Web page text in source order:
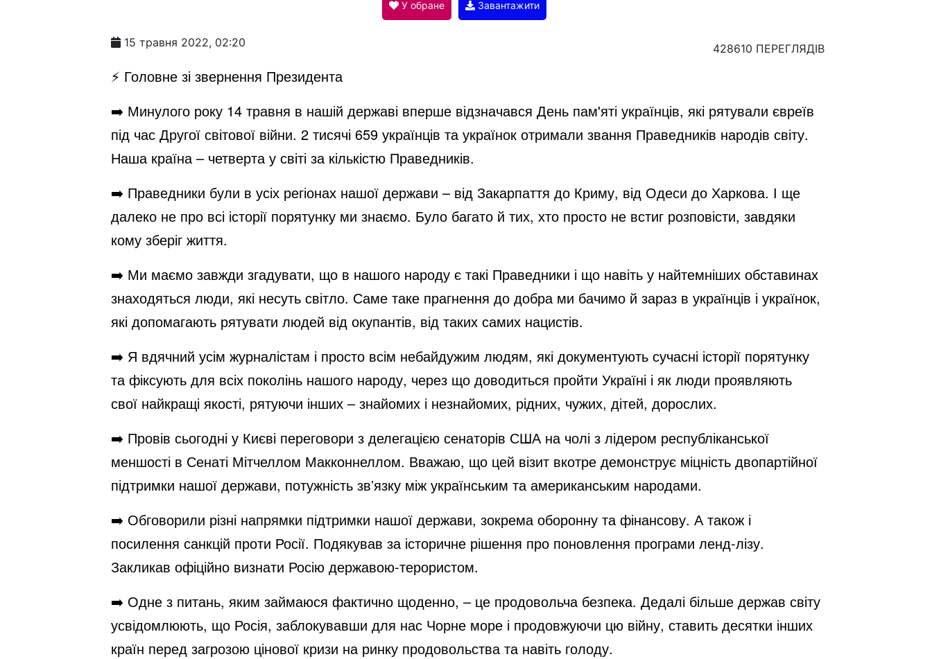
d
e
o
У обране Завантажити
15 травня 2022, 02:20 428610 ПЕРЕГЛЯДІВ
⚡️ Головне зі звернення Президента
➡️ Минулого року 14 травня в нашій державі вперше відзначався День пам'яті українців, які рятували євреїв
під час Другої світової війни. 2 тисячі 659 українців та українок отримали звання Праведників народів світу.
Наша країна – четверта у світі за кількістю Праведників.
➡️ Праведники були в усіх регіонах нашої держави – від Закарпаття до Криму, від Одеси до Харкова. І ще
далеко не про всі історії порятунку ми знаємо. Було багато й тих, хто просто не встиг розповісти, завдяки
кому зберіг життя.
➡️ Ми маємо завжди згадувати, що в нашого народу є такі Праведники і що навіть у найтемніших обставинах
знаходяться люди, які несуть світло. Саме таке прагнення до добра ми бачимо й зараз в українців і українок,
які допомагають рятувати людей від окупантів, від таких самих нацистів.
➡️ Я вдячний усім журналістам і просто всім небайдужим людям, які документують сучасні історії порятунку
та фіксують для всіх поколінь нашого народу, через що доводиться пройти Україні і як люди проявляють
свої найкращі якості, рятуючи інших – знайомих і незнайомих, рідних, чужих, дітей, дорослих.
➡️ Провів сьогодні у Києві переговори з делегацією сенаторів США на чолі з лідером республіканської
меншості в Сенаті Мітчеллом Макконнеллом. Вважаю, що цей візит вкотре демонструє міцність двопартійної
підтримки нашої держави, потужність звʼязку між українським та американським народами.
➡️ Обговорили різні напрямки підтримки нашої держави, зокрема оборонну та фінансову. А також і
посилення санкцій проти Росії. Подякував за історичне рішення про поновлення програми ленд-лізу.
Закликав офіційно визнати Росію державою-терористом.
➡️ Одне з питань, яким займаюся фактично щоденно, – це продовольча безпека. Дедалі більше держав світу
усвідомлюють, що Росія, заблокувавши для нас Чорне море і продовжуючи цю війну, ставить десятки інших
країн перед загрозою цінової кризи на ринку продовольства та навіть голоду.